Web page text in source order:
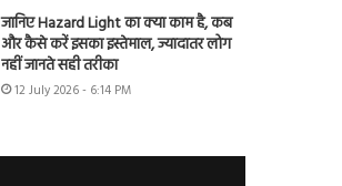
जानिए Hazard Light का क्या काम है, कब
और कैसे करें इसका इस्तेमाल, ज्यादातर लोग
नहीं जानते सही तरीका
12 July 2026 - 6:14 PM